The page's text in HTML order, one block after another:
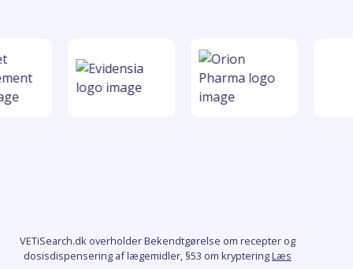
VETiSearch.dk overholder Bekendtgørelse om recepter og
dosisdispensering af lægemidler, §53 om krypteringLæs